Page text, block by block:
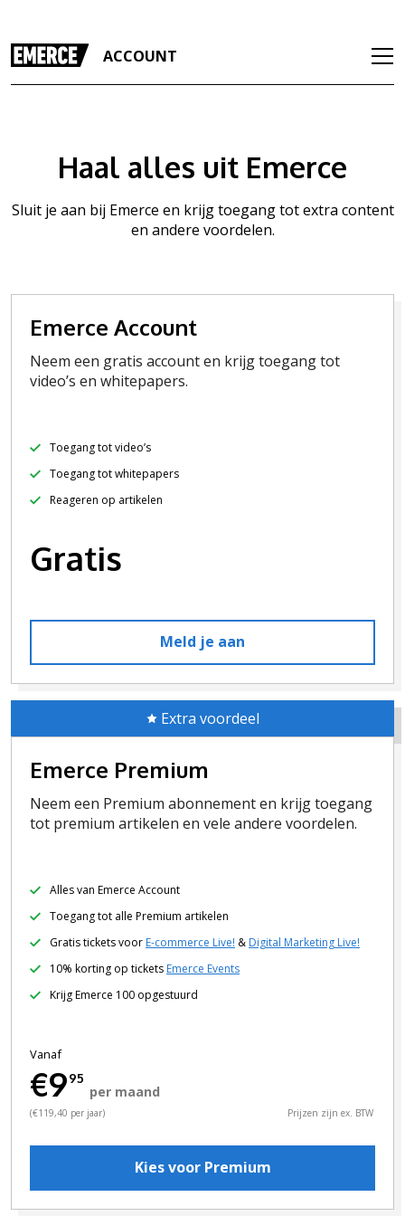
ACCOUNT
Haal alles uit Emerce
Sluit je aan bij Emerce en krijg toegang tot extra content
en andere voordelen.
Emerce Account
Neem een gratis account en krijg toegang tot
video’s en whitepapers.
Toegang tot video’s
Toegang tot whitepapers
Reageren op artikelen
Gratis
Meld je aan
Extra voordeel
Emerce Premium
Neem een Premium abonnement en krijg toegang
tot premium artikelen en vele andere voordelen.
Alles van Emerce Account
Toegang tot alle Premium artikelen
Gratis tickets voor E-commerce Live! & Digital Marketing Live!
10% korting op tickets Emerce Events
Krijg Emerce 100 opgestuurd
Vanaf
€995
per maand
(€119,40 per jaar) Prijzen zijn ex. BTW
Kies voor Premium